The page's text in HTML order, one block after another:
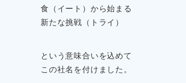
食（イート）から始まる
新たな挑戦（トライ）
という意味合いを込めて
この社名を付けました。